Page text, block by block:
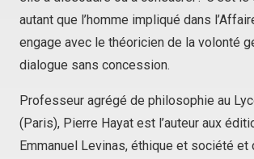
autant que l’homme impliqué dans
engage avec le théoricien de la volonté
dialogue sans concession.
Professeur agrégé de philosophie au
(Paris), Pierre Hayat est l’auteur aux
Emmanuel Levinas, éthique et société et